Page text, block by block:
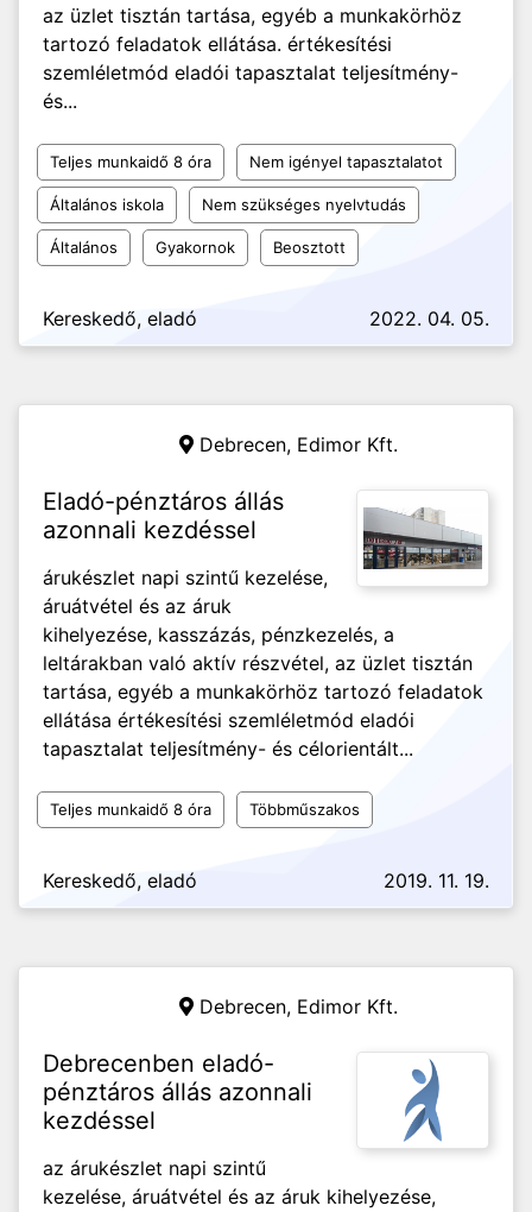
az üzlet tisztán tartása, egyéb a munkakörhöz
tartozó feladatok ellátása. értékesítési
szemléletmód eladói tapasztalat teljesítmény-
és...
Teljes munkaidő 8 óra Nem igényel tapasztalatot
Általános iskola Nem szükséges nyelvtudás
Általános Gyakornok Beosztott
Kereskedő, eladó 2022. 04. 05.
Debrecen, Edimor Kft.
Eladó-pénztáros állás
azonnali kezdéssel
árukészlet napi szintű kezelése,
áruátvétel és az áruk
kihelyezése, kasszázás, pénzkezelés, a
leltárakban való aktív részvétel, az üzlet tisztán
tartása, egyéb a munkakörhöz tartozó feladatok
ellátása értékesítési szemléletmód eladói
tapasztalat teljesítmény- és célorientált...
Teljes munkaidő 8 óra Többműszakos
Kereskedő, eladó 2019. 11. 19.
Debrecen, Edimor Kft.
Debrecenben eladó-
pénztáros állás azonnali
kezdéssel
az árukészlet napi szintű
kezelése, áruátvétel és az áruk kihelyezése,